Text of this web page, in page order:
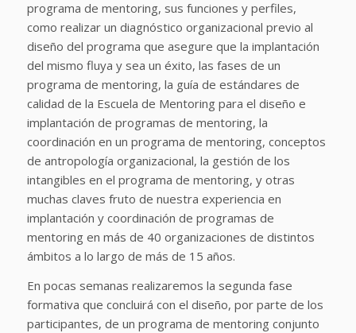
programa de mentoring, sus funciones y perfiles,
como realizar un diagnóstico organizacional previo al
diseño del programa que asegure que la implantación
del mismo fluya y sea un éxito, las fases de un
programa de mentoring, la guía de estándares de
calidad de la Escuela de Mentoring para el diseño e
implantación de programas de mentoring, la
coordinación en un programa de mentoring, conceptos
de antropología organizacional, la gestión de los
intangibles en el programa de mentoring, y otras
muchas claves fruto de nuestra experiencia en
implantación y coordinación de programas de
mentoring en más de 40 organizaciones de distintos
ámbitos a lo largo de más de 15 años.
En pocas semanas realizaremos la segunda fase
formativa que concluirá con el diseño, por parte de los
participantes, de un programa de mentoring conjunto